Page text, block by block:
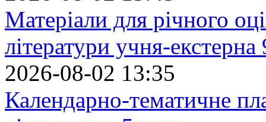
Матеріали для річного
літератури учня-екстерна
2026-08-02 13:35
Календарно-тематичне